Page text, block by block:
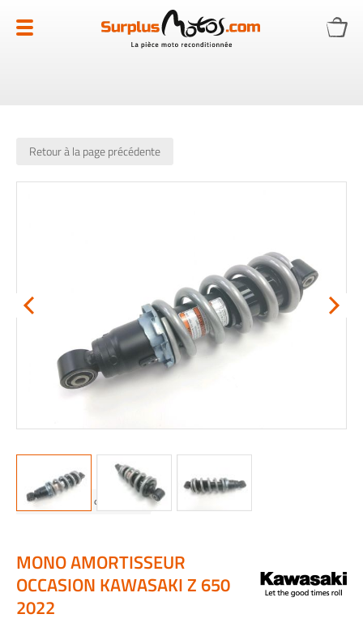
au
contenu
Retour à la page précédente
gallery
the
beginning
of
the
images
MONO AMORTISSEUR
OCCASION KAWASAKI Z 650
2022